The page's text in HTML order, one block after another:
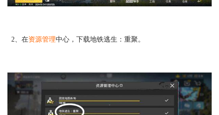
2、在资源管理中心，下载地铁逃生：重聚。